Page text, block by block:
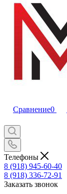
Сравнение0
Телефоны
8 (918) 945-60-40
8 (918) 336-72-91
Заказать звонок